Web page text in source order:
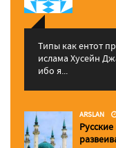
Типы как ентот
ислама Хусейн
ибо я...
ARSLAN